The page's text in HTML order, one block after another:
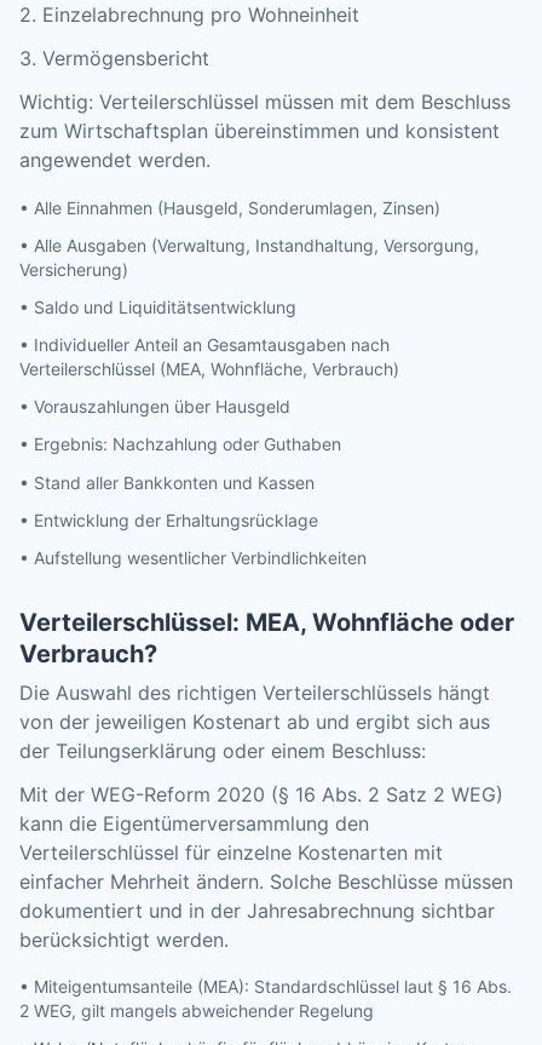
2. Einzelabrechnung pro Wohneinheit
3. Vermögensbericht
Wichtig: Verteilerschlüssel müssen mit dem Beschluss
zum Wirtschaftsplan übereinstimmen und konsistent
angewendet werden.
• Alle Einnahmen (Hausgeld, Sonderumlagen, Zinsen)
• Alle Ausgaben (Verwaltung, Instandhaltung, Versorgung,
Versicherung)
• Saldo und Liquiditätsentwicklung
• Individueller Anteil an Gesamtausgaben nach
Verteilerschlüssel (MEA, Wohnfläche, Verbrauch)
• Vorauszahlungen über Hausgeld
• Ergebnis: Nachzahlung oder Guthaben
• Stand aller Bankkonten und Kassen
• Entwicklung der Erhaltungsrücklage
• Aufstellung wesentlicher Verbindlichkeiten
Verteilerschlüssel: MEA, Wohnfläche oder
Verbrauch?
Die Auswahl des richtigen Verteilerschlüssels hängt
von der jeweiligen Kostenart ab und ergibt sich aus
der Teilungserklärung oder einem Beschluss:
Mit der WEG-Reform 2020 (§ 16 Abs. 2 Satz 2 WEG)
kann die Eigentümerversammlung den
Verteilerschlüssel für einzelne Kostenarten mit
einfacher Mehrheit ändern. Solche Beschlüsse müssen
dokumentiert und in der Jahresabrechnung sichtbar
berücksichtigt werden.
• Miteigentumsanteile (MEA): Standardschlüssel laut § 16 Abs.
2 WEG, gilt mangels abweichender Regelung